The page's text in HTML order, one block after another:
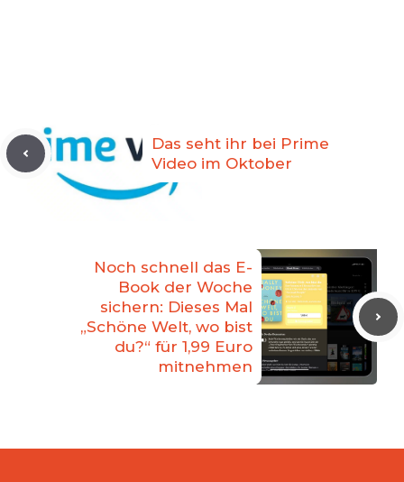
Das seht ihr bei Prime
Video im Oktober
Noch schnell das E-
Book der Woche
sichern: Dieses Mal
„Schöne Welt, wo bist
du?“ für 1,99 Euro
mitnehmen